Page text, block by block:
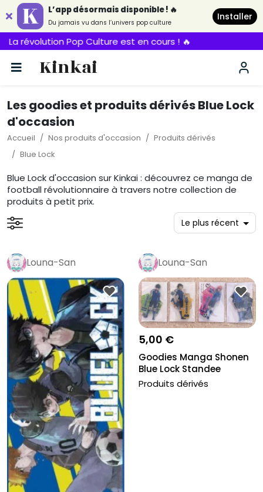
L’app désormais disponible ! 🔥
Du jamais vu dans l’univers pop culture
Installer
Pop Culture est en cours ! 🔥
Kinkai
Les goodies et produits dérivés Blue Lock
d'occasion
Accueil Nos produits d'occasion
Produits dérivés
Blue Lock
Blue Lock d'occasion sur Kinkai : découvrez ce manga de
football révolutionnaire à travers notre collection de
produits à petit prix.
Louna-San Louna-San
5,00 €
Goodies Manga Shonen
Blue Lock Standee
Acrylique C...
Produits dérivés